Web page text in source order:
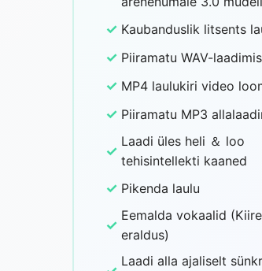
✓ Kaubanduslik litsents
✓ Piiramatu WAV-
✓ MP4 laulukiri video
✓ Piiramatu MP3
✓
Laadi üles heli ＆ loo
tehisintellekti kaaned
✓ Pikenda laulu
✓
Eemalda vokaalid
eraldus)
Laadi alla ajaliselt